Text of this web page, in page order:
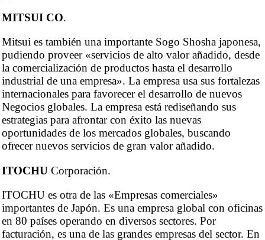
MITSUI CO.
Mitsui es también una importante Sogo Shosha japonesa,
pudiendo proveer «servicios de alto valor añadido, desde
la comercialización de productos hasta el desarrollo
industrial de una empresa». La empresa usa sus fortalezas
internacionales para favorecer el desarrollo de nuevos
Negocios globales. La empresa está rediseñando sus
estrategias para afrontar con éxito las nuevas
oportunidades de los mercados globales, buscando
ofrecer nuevos servicios de gran valor añadido.
ITOCHU Corporación.
ITOCHU es otra de las «Empresas comerciales»
importantes de Japón. Es una empresa global con oficinas
en 80 países operando en diversos sectores. Por
facturación, es una de las grandes empresas del sector. En